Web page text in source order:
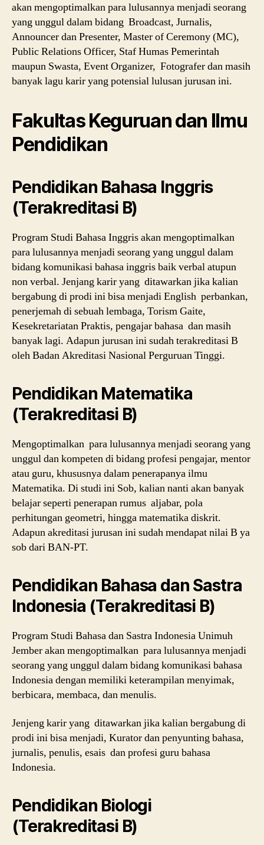
akan mengoptimalkan para lulusannya menjadi seorang
yang unggul dalam bidang Broadcast, Jurnalis,
Announcer dan Presenter, Master of Ceremony (MC),
Public Relations Officer, Staf Humas Pemerintah
maupun Swasta, Event Organizer, Fotografer dan masih
banyak lagu karir yang potensial lulusan jurusan ini.
Fakultas Keguruan dan Ilmu
Pendidikan
Pendidikan Bahasa Inggris
(Terakreditasi B)
Program Studi Bahasa Inggris akan mengoptimalkan
para lulusannya menjadi seorang yang unggul dalam
bidang komunikasi bahasa inggris baik verbal atupun
non verbal. Jenjang karir yang ditawarkan jika kalian
bergabung di prodi ini bisa menjadi English perbankan,
penerjemah di sebuah lembaga, Torism Gaite,
Kesekretariatan Praktis, pengajar bahasa dan masih
banyak lagi. Adapun jurusan ini sudah terakreditasi B
oleh Badan Akreditasi Nasional Perguruan Tinggi.
Pendidikan Matematika
(Terakreditasi B)
Mengoptimalkan para lulusannya menjadi seorang yang
unggul dan kompeten di bidang profesi pengajar, mentor
atau guru, khususnya dalam penerapanya ilmu
Matematika. Di studi ini Sob, kalian nanti akan banyak
belajar seperti penerapan rumus aljabar, pola
perhitungan geometri, hingga matematika diskrit.
Adapun akreditasi jurusan ini sudah mendapat nilai B ya
sob dari BAN-PT.
Pendidikan Bahasa dan Sastra
Indonesia (Terakreditasi B)
Program Studi Bahasa dan Sastra Indonesia Unimuh
Jember akan mengoptimalkan para lulusannya menjadi
seorang yang unggul dalam bidang komunikasi bahasa
Indonesia dengan memiliki keterampilan menyimak,
berbicara, membaca, dan menulis.
Jenjeng karir yang ditawarkan jika kalian bergabung di
prodi ini bisa menjadi, Kurator dan penyunting bahasa,
jurnalis, penulis, esais dan profesi guru bahasa
Indonesia.
Pendidikan Biologi
(Terakreditasi B)